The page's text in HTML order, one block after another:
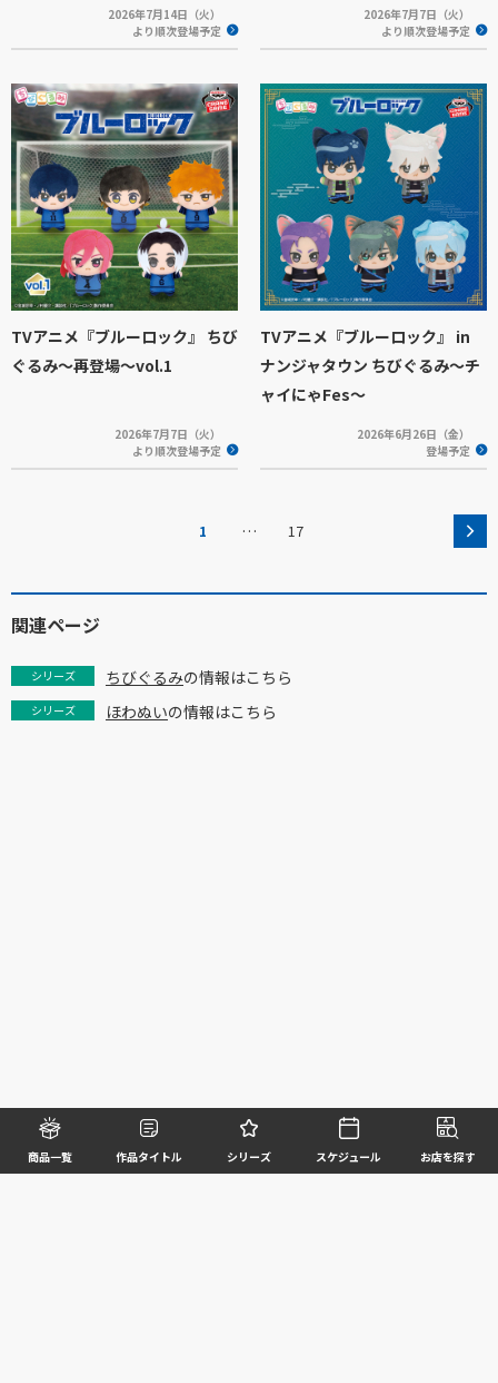
商品一覧 作品タイトル シリーズ スケジュール お店を探す
2026年7月14日（火）
より順次登場予定
2026年7月7日（火）
より順次登場予定
TVアニメ『ブルーロック』 ちび
ぐるみ～再登場～vol.1
2026年7月7日（火）
より順次登場予定
TVアニメ『ブルーロック』 in
ナンジャタウン ちびぐるみ～チ
ャイにゃFes～
2026年6月26日（金）
登場予定
1 … 17
関連ページ
シリーズ ちびぐるみの情報はこちら
シリーズ ほわぬいの情報はこちら